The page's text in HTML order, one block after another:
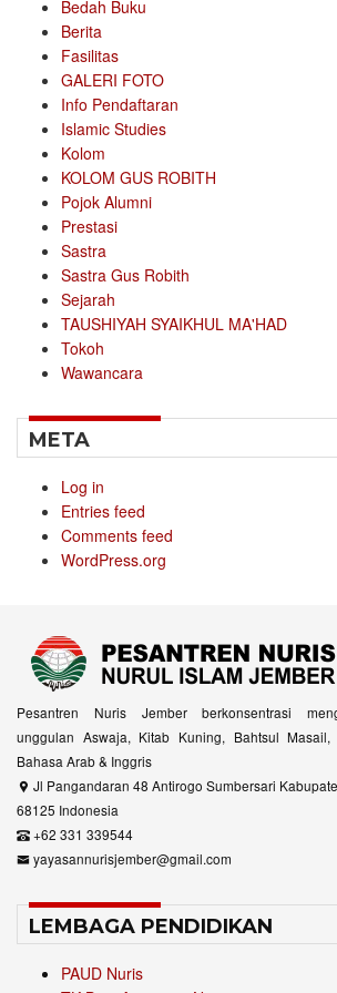
Bedah Buku
Berita
Fasilitas
GALERI FOTO
Info Pendaftaran
Islamic Studies
Kolom
KOLOM GUS ROBITH
Pojok Alumni
Prestasi
Sastra
Sastra Gus Robith
Sejarah
TAUSHIYAH SYAIKHUL MA'HAD
Tokoh
Wawancara
META
Log in
Entries feed
Comments feed
WordPress.org
Pesantren Nuris Jember berkonsentrasi
unggulan Aswaja, Kitab Kuning, Bahtsul Masail,
Bahasa Arab & Inggris
Jl Pangandaran 48 Antirogo Sumbersari
68125 Indonesia
+62 331 339544
yayasannurisjember@gmail.com
LEMBAGA PENDIDIKAN
PAUD Nuris